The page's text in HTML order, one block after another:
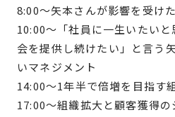
8:00〜矢本さんが影響を受け
10:00〜「社員に一生いたい
会を提供し続けたい」と言う
いマネジメント
14:00〜1年半で倍増を目指す
17:00〜組織拡大と顧客獲得の